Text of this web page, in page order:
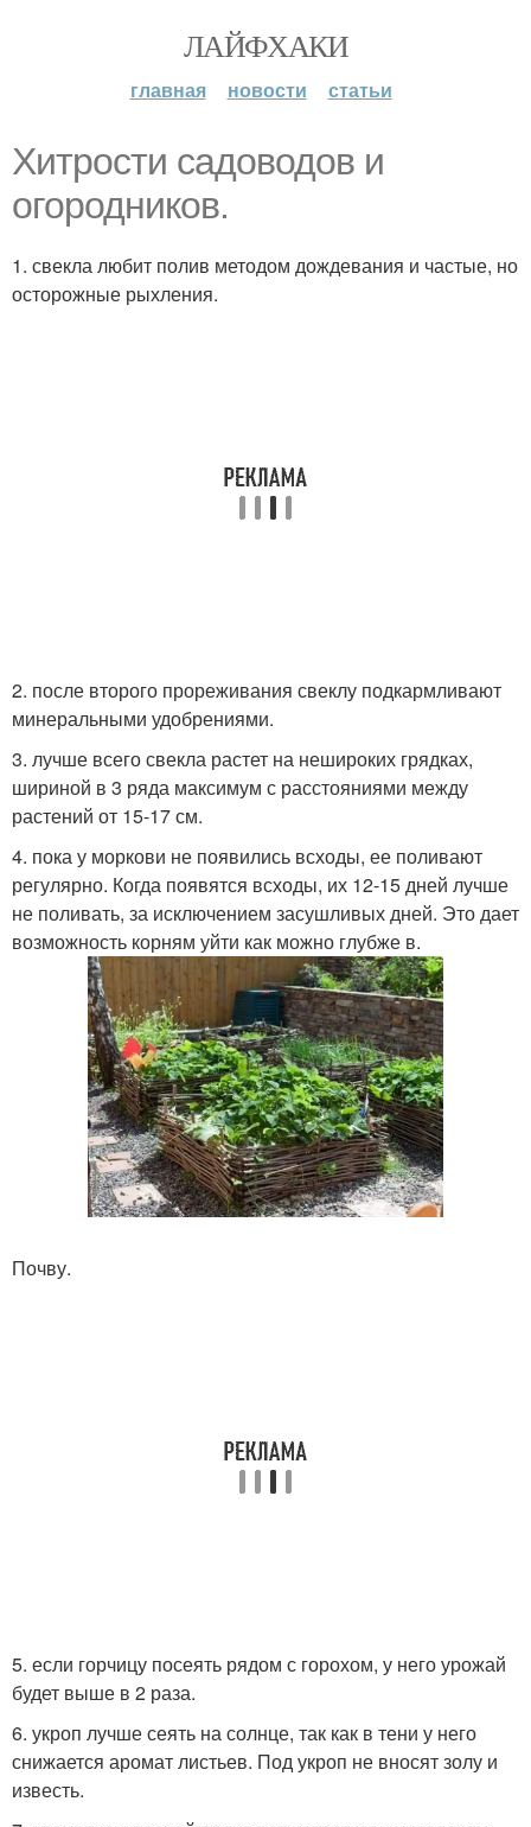
ЛАЙФХАКИ
главная новости статьи
Хитрости садоводов и
огородников.
1. свекла любит полив методом дождевания и частые, но
осторожные рыхления.
2. после второго прореживания свеклу подкармливают
минеральными удобрениями.
3. лучше всего свекла растет на нешироких грядках,
шириной в 3 ряда максимум с расстояниями между
растений от 15-17 см.
4. пока у моркови не появились всходы, ее поливают
регулярно. Когда появятся всходы, их 12-15 дней лучше
не поливать, за исключением засушливых дней. Это дает
возможность корням уйти как можно глубже в.
Почву.
5. если горчицу посеять рядом с горохом, у него урожай
будет выше в 2 раза.
6. укроп лучше сеять на солнце, так как в тени у него
снижается аромат листьев. Под укроп не вносят золу и
известь.